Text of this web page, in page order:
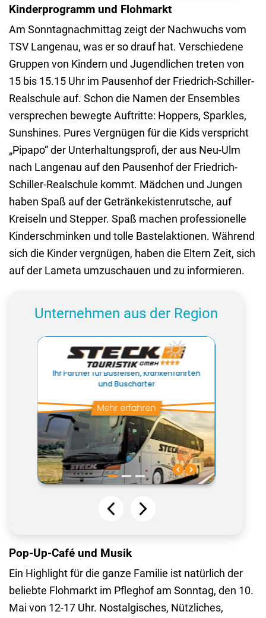
Kinderprogramm und Flohmarkt
Am Sonntagnachmittag zeigt der Nachwuchs vom
TSV Langenau, was er so drauf hat. Verschiedene
Gruppen von Kindern und Jugendlichen treten von
15 bis 15.15 Uhr im Pausenhof der Friedrich-Schiller-
Realschule auf. Schon die Namen der Ensembles
versprechen bewegte Auftritte: Hoppers, Sparkles,
Sunshines. Pures Vergnügen für die Kids verspricht
„Pipapo“ der Unterhaltungsprofi, der aus Neu-Ulm
nach Langenau auf den Pausenhof der Friedrich-
Schiller-Realschule kommt. Mädchen und Jungen
haben Spaß auf der Getränkekistenrutsche, auf
Kreiseln und Stepper. Spaß machen professionelle
Kinderschminken und tolle Bastelaktionen. Während
sich die Kinder vergnügen, haben die Eltern Zeit, sich
auf der Lameta umzuschauen und zu informieren.
Unternehmen aus der Region
Pop-Up-Café und Musik
Ein Highlight für die ganze Familie ist natürlich der
beliebte Flohmarkt im Pfleghof am Sonntag, den 10.
Mai von 12-17 Uhr. Nostalgisches, Nützliches,